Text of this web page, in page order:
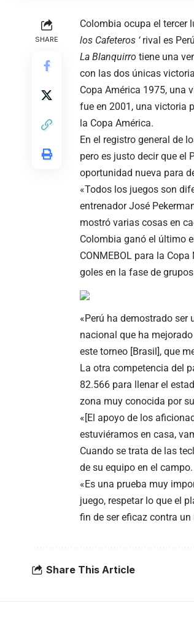
SHARE
Colombia ocupa el tercer
los Cafeteros ‘rival es
La Blanquirro tiene una
con las dos únicas
Copa América 1975, una
fue en 2001, una victoria
la Copa América.
En el registro general de
pero es justo decir que el
oportunidad nueva para
«Todos los juegos son
entrenador José
mostró varias cosas en
Colombia ganó el último
CONMEBOL para la
goles en la fase de
«Perú ha demostrado ser
nacional que ha
este torneo [Brasil], que
La otra competencia del
82.566 para llenar el
zona muy conocida por
«[El apoyo de los
estuviéramos en casa,
Cuando se trata de las
de su equipo en el campo.
«Es una prueba muy
juego, respetar lo que el
fin de ser eficaz contra
Share This Article